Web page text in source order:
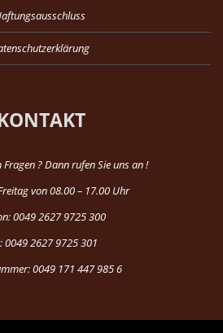
? Dann rufen Sie uns an !
von 08.00 – 17.00 Uhr
0049 2627 9725 300
0049 2627 9725 301
0049 171 447 985 6